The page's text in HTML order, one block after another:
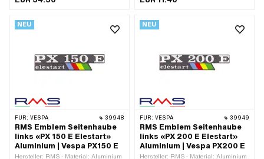
Gesamtlänge: 120 mm · Höhe: 44 mm
· Befestigungsart: Flansch · Anzahl
Lochabstand: 82 mm · Piaggio OEM-
NEU
FÜR: VESPA 39948
RMS Emblem Seitenhaube
links «PX 150 E Elestart»
Aluminium | Vespa PX150 E
Hersteller: RMS · Material: Aluminium
NEU
FÜR: VESPA 39949
RMS Emblem Seitenhaube
links «PX 200 E Elestart»
Aluminium | Vespa PX200 E
Hersteller: RMS · Material: Aluminium